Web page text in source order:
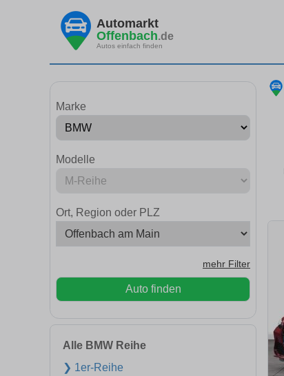
Automarkt
Offenbach.de
Autos einfach finden
Marke
Modelle
Ort, Region oder PLZ
mehr Filter
Auto finden
Alle BMW Reihe
❯ 1er-Reihe